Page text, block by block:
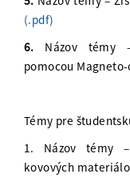
(.pdf)
6. Názov témy
pomocou
Témy pre
1. Názov témy –
kovových